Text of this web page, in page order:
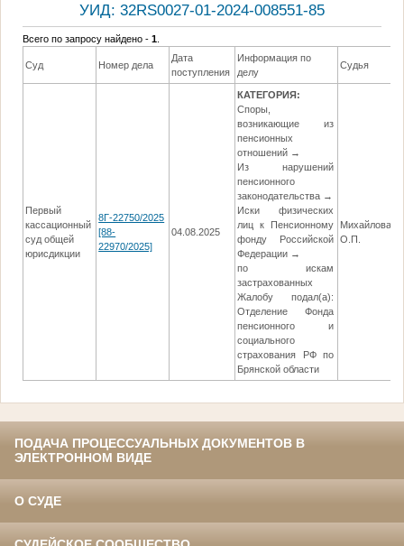
УИД: 32RS0027-01-2024-008551-85
Всего по запросу найдено -1
Суд Номер дела
Дата
поступления
Информация по
делу
Судья
Первый
кассационный
суд общей
юрисдикции
8Г-22750/2025
[88-
22970/2025]
04.08.2025
КАТЕГОРИЯ:
Споры,
возникающие из
пенсионных
отношений →
Из нарушений
пенсионного
законодательства →
Иски физических
лиц к Пенсионному
фонду Российской
Федерации →
по искам
застрахованных
Жалобу подал(а):
Отделение Фонда
пенсионного и
социального
страхования РФ по
Брянской области
Михайлова
О.П.
ПОДАЧА ПРОЦЕССУАЛЬНЫХ ДОКУМЕНТОВ В
ЭЛЕКТРОННОМ ВИДЕ
О СУДЕ